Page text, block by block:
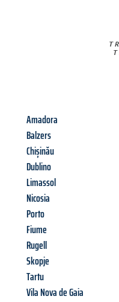
Amadora
Balzers
Chișinău
Dublino
Limassol
Nicosia
Porto
Fiume
Rugell
Skopje
Tartu
Vila Nova de Gaia